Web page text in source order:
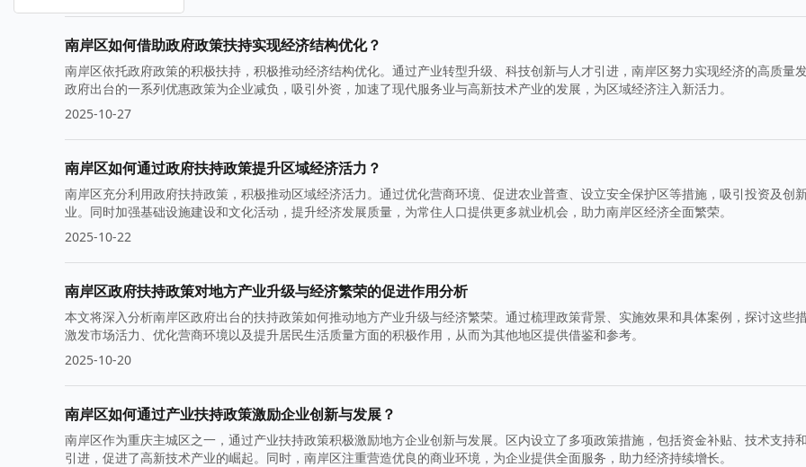
南岸区如何借助政府政策扶持实现经济结构优化？
南岸区依托政府政策的积极扶持，积极推动经济结构优化。通过产业转型升级、科技创新与人才引进，南岸区努力实现经济的高质量发
政府出台的一系列优惠政策为企业减负，吸引外资，加速了现代服务业与高新技术产业的发展，为区域经济注入新活力。
2025-10-27
南岸区如何通过政府扶持政策提升区域经济活力？
南岸区充分利用政府扶持政策，积极推动区域经济活力。通过优化营商环境、促进农业普查、设立安全保护区等措施，吸引投资及创
业。同时加强基础设施建设和文化活动，提升经济发展质量，为常住人口提供更多就业机会，助力南岸区经济全面繁荣。
2025-10-22
南岸区政府扶持政策对地方产业升级与经济繁荣的促进作用分析
本文将深入分析南岸区政府出台的扶持政策如何推动地方产业升级与经济繁荣。通过梳理政策背景、实施效果和具体案例，探讨这些
激发市场活力、优化营商环境以及提升居民生活质量方面的积极作用，从而为其他地区提供借鉴和参考。
2025-10-20
南岸区如何通过产业扶持政策激励企业创新与发展？
南岸区作为重庆主城区之一，通过产业扶持政策积极激励地方企业创新与发展。区内设立了多项政策措施，包括资金补贴、技术支持
引进，促进了高新技术产业的崛起。同时，南岸区注重营造优良的商业环境，为企业提供全面服务，助力经济持续增长。